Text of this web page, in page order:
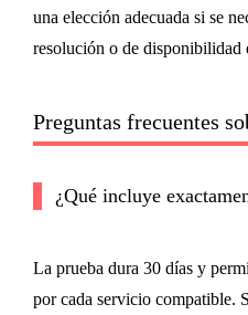
una elección adecuada si se
resolución o de disponibilidad
Preguntas frecuentes
¿Qué incluye
La prueba dura 30 días y
por cada servicio compatible.